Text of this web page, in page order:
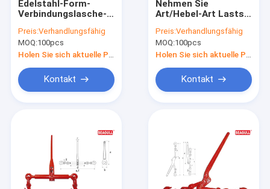
Edelstahl-Form-
Verbindungslasche-
Hardware-Seil-
Takelungs-Hardware
Preis:Verhandlungsfähig
MOQ:100pcs
Kontakt
Nehmen Sie
Art/Hebel-Art Lasts-
Hardware mit
2600lbs - 26000lbs
zu
Preis:Verhandlungsfähig
MOQ:100pcs
Kontakt